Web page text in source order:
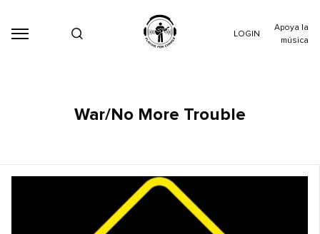
LOGIN
Apoya la
música
War/No More Trouble